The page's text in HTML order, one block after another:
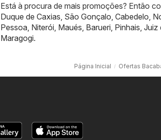
Está à procura de mais promoções? Então
Duque de Caxias São Gonçalo Cabedelo
Pessoa Niterói Maués Barueri Pinhais Juiz
Maragogi.
Página Inicial Ofertas